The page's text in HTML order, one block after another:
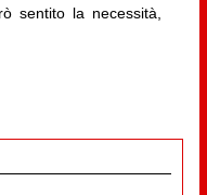
sentito la necessità,